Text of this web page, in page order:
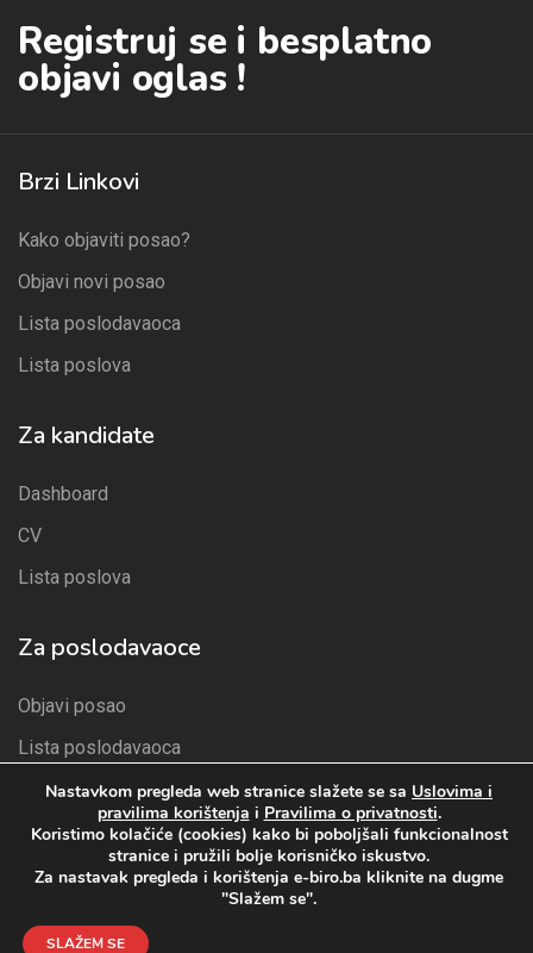
Registruj se i besplatno
objavi oglas !
Brzi Linkovi
Kako objaviti posao?
Objavi novi posao
Lista poslodavaoca
Lista poslova
Za kandidate
Dashboard
CV
Lista poslova
Za poslodavaoce
Objavi posao
Lista poslodavaoca
Paketi
Lista kandidata
© 2024 radnik.ba Sva prava zadržana. | Development
Pravila privatnosti Uslova i pravila korištenja
Nastavkom pregleda web stranice slažete se sa Uslovima i
pravilima korištenja i Pravilima o privatnosti.
Koristimo kolačiće (cookies) kako bi poboljšali funkcionalnost
stranice i pružili bolje korisničko iskustvo.
Za nastavak pregleda i korištenja e-biro.ba kliknite na dugme
"Slažem se".
SLAŽEM SE